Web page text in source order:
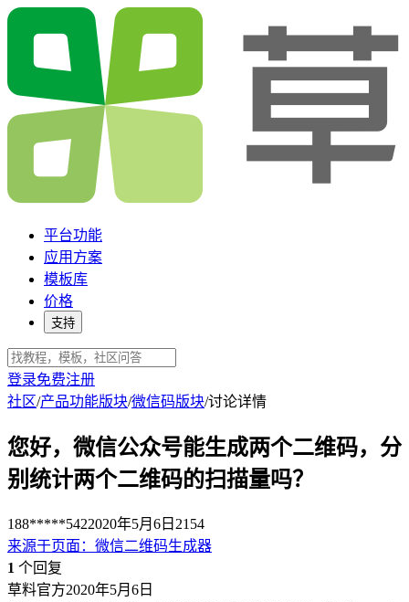
平台功能
应用方案
模板库
价格
支持
登录免费注册
社区/产品功能版块/微信码版块/讨论详情
您好，微信公众号能生成两个二维码，分
别统计两个二维码的扫描量吗？
188*****5422020年5月6日 2154
来源于页面 ： 微信二维码生成器
1 个回复
草料官方2020年5月6日